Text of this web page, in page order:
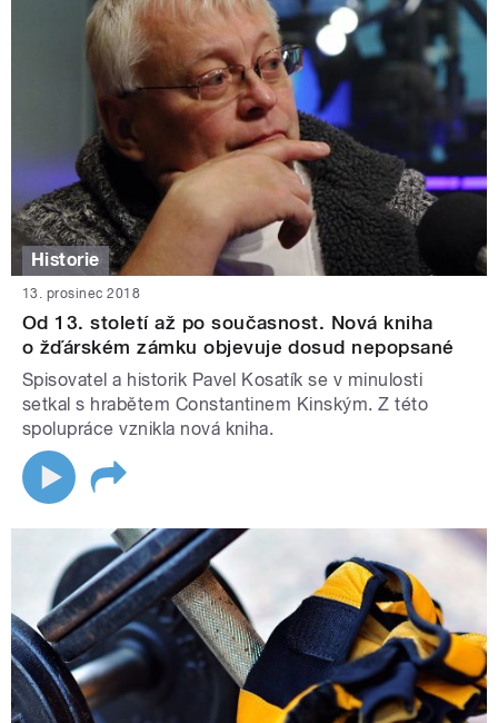
Historie
13. prosinec 2018
Od 13. století až po současnost. Nová kniha
o žďárském zámku objevuje dosud nepopsané
Spisovatel a historik Pavel Kosatík se v minulosti
setkal s hrabětem Constantinem Kinským. Z této
spolupráce vznikla nová kniha.